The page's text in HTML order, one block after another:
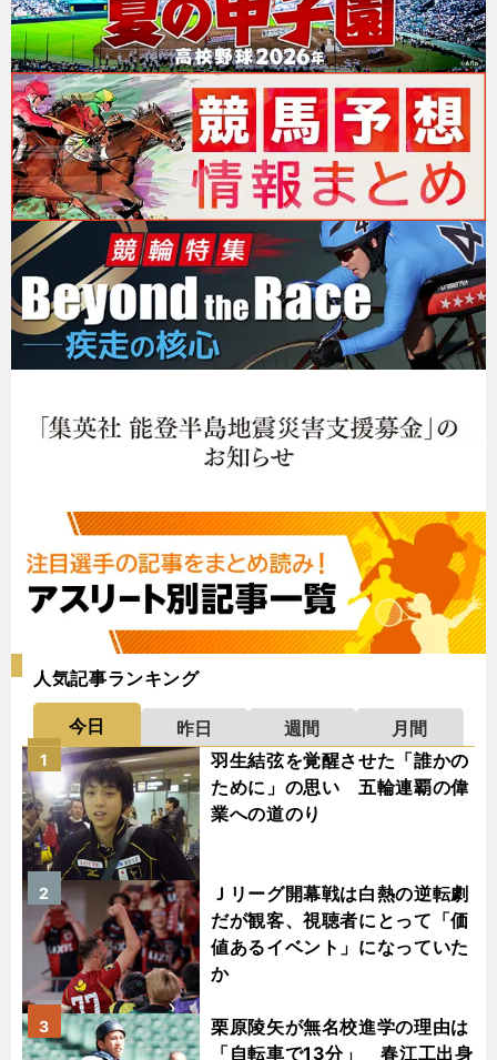
人気記事ランキング
今日 昨日 週間
月間
羽生結弦を覚醒させた「誰かの
ために」の思い 五輪連覇の偉
業への道のり
1
Ｊリーグ開幕戦は白熱の逆転劇
だが観客、視聴者にとって「価
値あるイベント」になっていた
か
2
栗原陵矢が無名校進学の理由は
「自転車で13分」 春江工出身
3